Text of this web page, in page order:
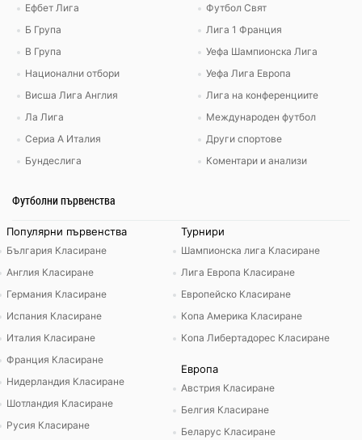
Ефбет Лига
Б Група
В Група
Национални отбори
Висша Лига Англия
Ла Лига
Сериа А Италия
Бундеслига
Футбол Свят
Лига 1 Франция
Уефа Шампионска Лига
Уефа Лига Европа
Лига на конференциите
Международен футбол
Други спортове
Коментари и анализи
Футболни първенства
Популярни първенства
България Класиране
Англия Класиране
Германия Класиране
Испания Класиране
Италия Класиране
Франция Класиране
Нидерландия Класиране
Шотландия Класиране
Русия Класиране
Турнири
Шампионска лига Класиране
Лига Европа Класиране
Европейско Класиране
Копа Америка Класиране
Копа Либертадорес Класиране
Европа
Австрия Класиране
Белгия Класиране
Беларус Класиране